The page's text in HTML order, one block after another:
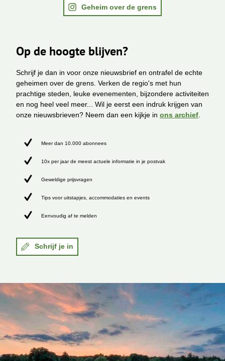
Geheim over de grens
Op de hoogte blijven?
Schrijf je dan in voor onze nieuwsbrief en ontrafel de echte
geheimen over de grens. Verken de regio's met hun
prachtige steden, leuke evenementen, bijzondere activiteiten
en nog heel veel meer... Wil je eerst een indruk krijgen van
onze nieuwsbrieven? Neem dan een kijkje in ons archief
Meer dan 10.000 abonnees
10x per jaar de meest actuele informatie in je postvak
Geweldige prijsvragen
Tips voor uitstapjes, accommodaties en events
Eenvoudig af te melden
Schrijf je in